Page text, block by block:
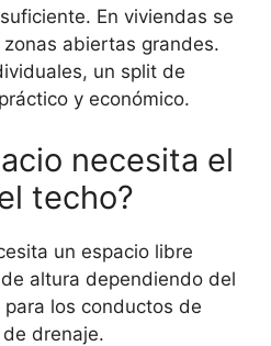
En viviendas se
abiertas grandes.
un split de
y económico.
necesita el
techo?
un espacio libre
altura dependiendo del
los conductos de
drenaje.